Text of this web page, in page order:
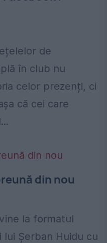
de
în club nu
celor prezenți, ci
că cei care
din nou
la formatul
lui Șerban Huidu cu